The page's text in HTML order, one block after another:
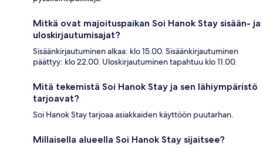
Mitkä ovat majoituspaikan Soi Hanok Stay sisään- ja
uloskirjautumisajat?
Sisäänkirjautuminen alkaa: klo 15.00. Sisäänkirjautuminen
päättyy: klo 22.00. Uloskirjautuminen tapahtuu klo 11.00.
Mitä tekemistä Soi Hanok Stay ja sen lähiympäristö
tarjoavat?
Soi Hanok Stay tarjoaa asiakkaiden käyttöön puutarhan.
Millaisella alueella Soi Hanok Stay sijaitsee?